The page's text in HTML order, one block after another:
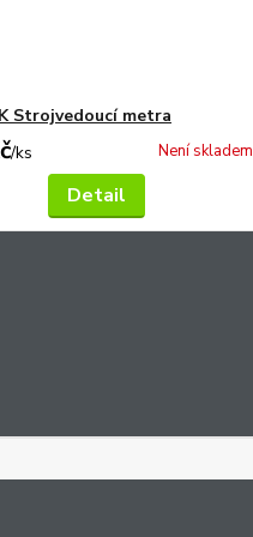
Strojvedoucí metra
/ks Není skladem
Detail